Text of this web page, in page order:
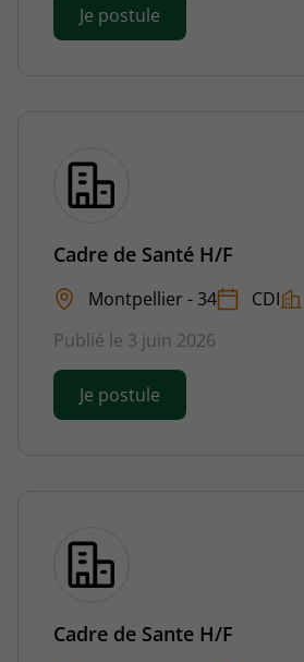
Je postule
Cadre de Santé H/F
Montpellier - 34 CDI
Publié le 3 juin 2026
Je postule
Cadre de Sante H/F